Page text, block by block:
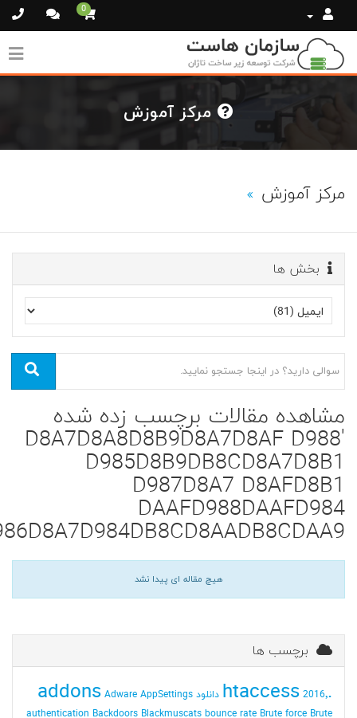
0
مرکز آموزش
بخش ها
مشاهده مقالات برچسب زده شده
'D8A7D8A8D8B9D8A7D8AF D988
D985D8B9DB8CD8A7D8B1
D987D8A7 D8AFD8B1
DAAFD988DAAFD984
هیچ مقاله ای پیدا نشد
برچسب ها
.htaccess2016٬ دانلود addons Adware AppSettings
authentication Backdoors Blackmuscats bounce rate Brute force Brute